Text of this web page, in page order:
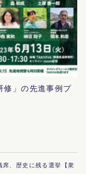
修」の先進事例プ
、歴史に残る選挙【衆